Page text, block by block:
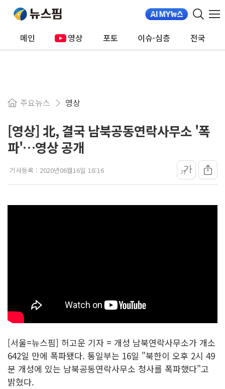
메인 영상 포토 이슈·심층 전국
주요뉴스 영상
[영상] 北, 결국 남북공동연락사무소 '폭
파'…영상 공개
기사등록 : 2020년06월16일 18:16 가가
[서울=뉴스핌] 허고운 기자 = 개성 남북연락사무소가 개소
642일 만에 폭파됐다. 통일부는 16일 "북한이 오후 2시 49
분 개성에 있는 남북공동연락사무소 청사를 폭파했다"고
밝혔다.